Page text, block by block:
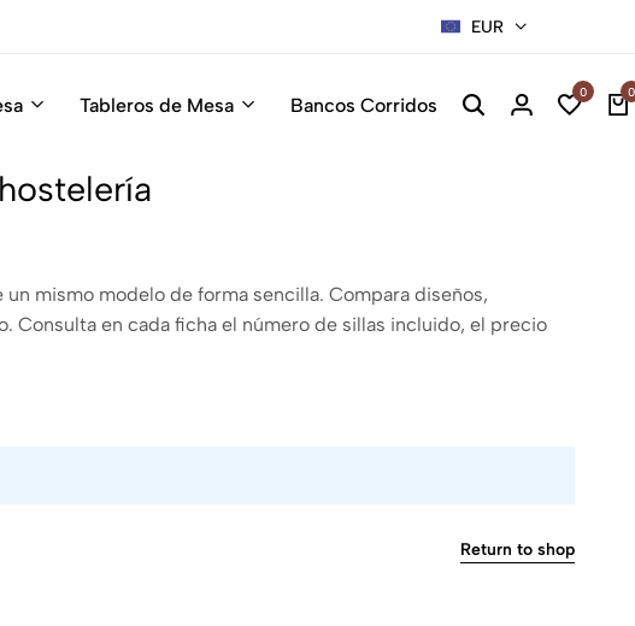
EUR
Tableros de Mesa Bancos Corridos
0 0
mismo modelo de forma sencilla. Compara diseños,
Consulta en cada ficha el número de sillas incluido, el precio
Return to shop